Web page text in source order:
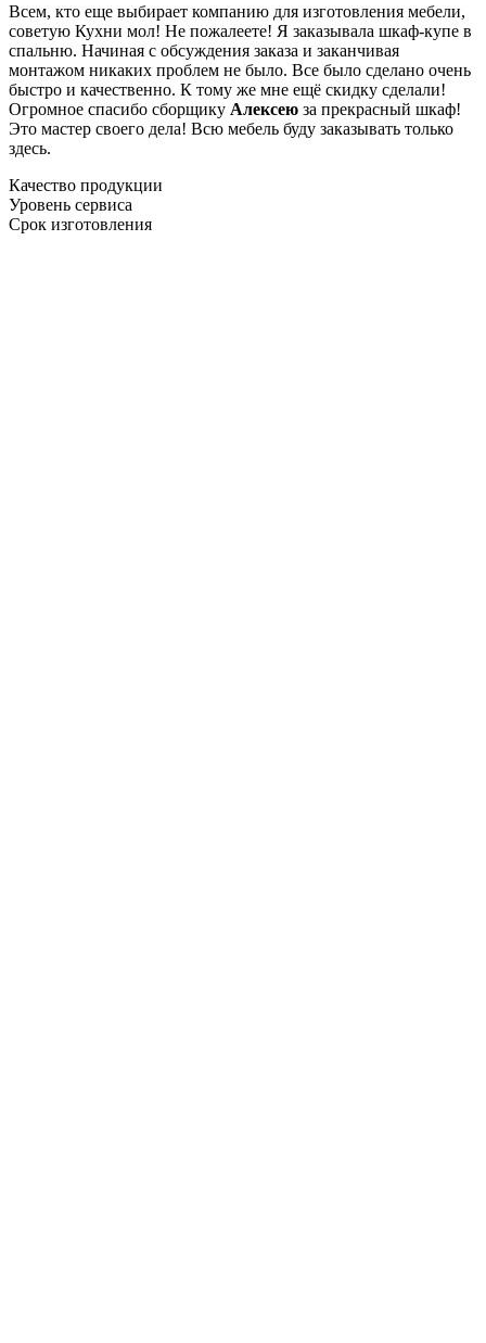
Всем, кто еще выбирает компанию для изготовления мебели,
советую Кухни мол! Не пожалеете! Я заказывала шкаф-купе в
спальню. Начиная с обсуждения заказа и заканчивая
монтажом никаких проблем не было. Все было сделано очень
быстро и качественно. К тому же мне ещё скидку сделали!
Огромное спасибо сборщику Алексею за прекрасный шкаф!
Это мастер своего дела! Всю мебель буду заказывать только
здесь.
Качество продукции
Уровень сервиса
Срок изготовления